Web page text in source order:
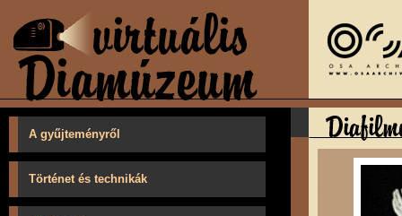
A gyűjteményről
Történet és technikák